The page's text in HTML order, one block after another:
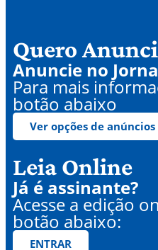
Quero
Anuncie no
Para mais
botão abaixo
Ver opções de anúncios
Leia Online
Já é assinante?
Acesse a edição
botão abaixo:
ENTRAR